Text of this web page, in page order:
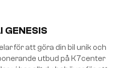
GENESIS
för att göra din bil unik och
utbud på K7center